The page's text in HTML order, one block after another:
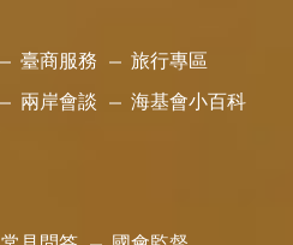
臺商服務 旅行專區
兩岸會談 海基會小百科